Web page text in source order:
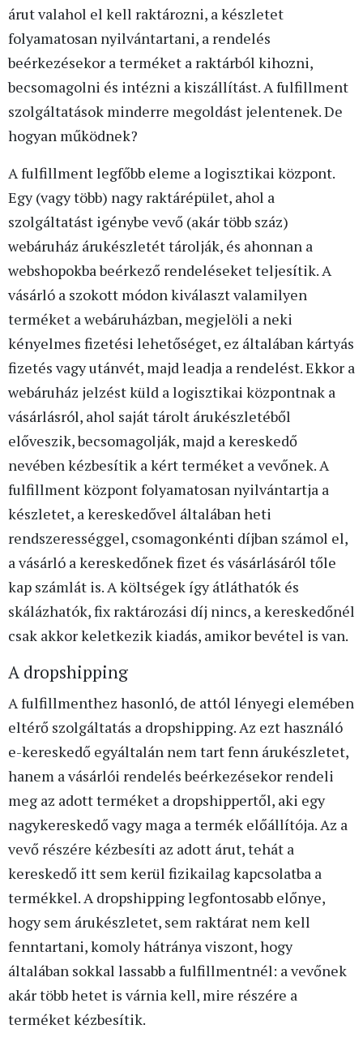
árut valahol el kell raktározni, a készletet
folyamatosan nyilvántartani, a rendelés
beérkezésekor a terméket a raktárból kihozni,
becsomagolni és intézni a kiszállítást. A fulfillment
szolgáltatások minderre megoldást jelentenek. De
hogyan működnek?
A fulfillment legfőbb eleme a logisztikai központ.
Egy (vagy több) nagy raktárépület, ahol a
szolgáltatást igénybe vevő (akár több száz)
webáruház árukészletét tárolják, és ahonnan a
webshopokba beérkező rendeléseket teljesítik. A
vásárló a szokott módon kiválaszt valamilyen
terméket a webáruházban, megjelöli a neki
kényelmes fizetési lehetőséget, ez általában kártyás
fizetés vagy utánvét, majd leadja a rendelést. Ekkor a
webáruház jelzést küld a logisztikai központnak a
vásárlásról, ahol saját tárolt árukészletéből
előveszik, becsomagolják, majd a kereskedő
nevében kézbesítik a kért terméket a vevőnek. A
fulfillment központ folyamatosan nyilvántartja a
készletet, a kereskedővel általában heti
rendszerességgel, csomagonkénti díjban számol el,
a vásárló a kereskedőnek fizet és vásárlásáról tőle
kap számlát is. A költségek így átláthatók és
skálázhatók, fix raktározási díj nincs, a kereskedőnél
csak akkor keletkezik kiadás, amikor bevétel is van.
A dropshipping
A fulfillmenthez hasonló, de attól lényegi elemében
eltérő szolgáltatás a dropshipping. Az ezt használó
e-kereskedő egyáltalán nem tart fenn árukészletet,
hanem a vásárlói rendelés beérkezésekor rendeli
meg az adott terméket a dropshippertől, aki egy
nagykereskedő vagy maga a termék előállítója. Az a
vevő részére kézbesíti az adott árut, tehát a
kereskedő itt sem kerül fizikailag kapcsolatba a
termékkel. A dropshipping legfontosabb előnye,
hogy sem árukészletet, sem raktárat nem kell
fenntartani, komoly hátránya viszont, hogy
általában sokkal lassabb a fulfillmentnél: a vevőnek
akár több hetet is várnia kell, mire részére a
terméket kézbesítik.